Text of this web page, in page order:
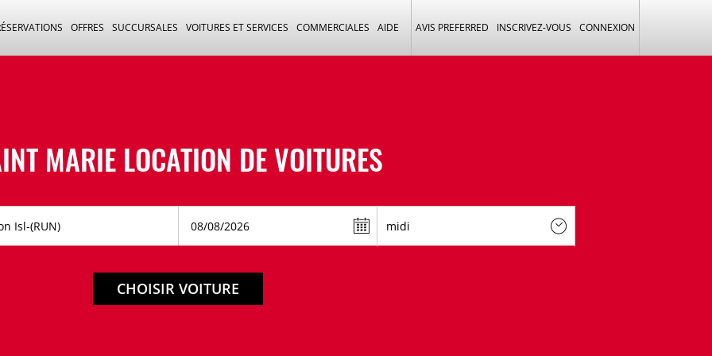
OFFRES SUCCURSALES VOITURES ET SERVICES COMMERCIALES AIDE AVIS PREFERRED INSCRIVEZ-VOUS CONNEXION
MARIE LOCATION DE VOITURES
CHOISIR VOITURE